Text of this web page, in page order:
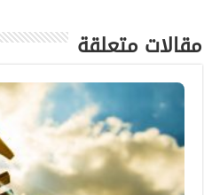
مقالات متعلقة